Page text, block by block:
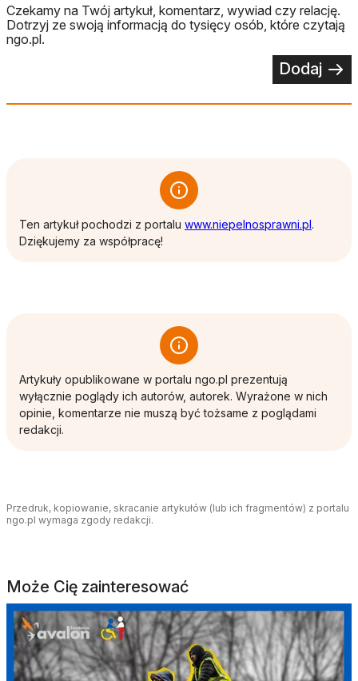
Czekamy na Twój artykuł, komentarz, wywiad czy relację.
Dotrzyj ze swoją informacją do tysięcy osób, które czytają
ngo.pl.
Dodaj
Ten artykuł pochodzi z portalu www.niepelnosprawni.pl.
Dziękujemy za współpracę!
Artykuły opublikowane w portalu ngo.pl prezentują
wyłącznie poglądy ich autorów, autorek. Wyrażone w nich
opinie, komentarze nie muszą być tożsame z poglądami
redakcji.
Przedruk, kopiowanie, skracanie artykułów (lub ich fragmentów) z portalu
ngo.pl wymaga zgody redakcji.
Może Cię zainteresować